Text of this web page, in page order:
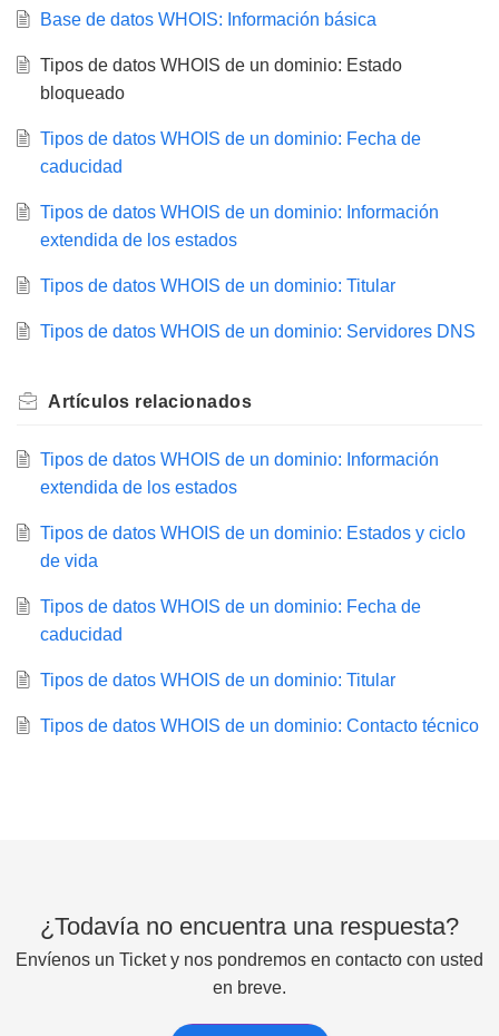
Base de datos WHOIS: Información básica
Tipos de datos WHOIS de un dominio: Estado
bloqueado
Tipos de datos WHOIS de un dominio: Fecha de
caducidad
Tipos de datos WHOIS de un dominio: Información
extendida de los estados
Tipos de datos WHOIS de un dominio: Titular
Tipos de datos WHOIS de un dominio: Servidores DNS
Artículos relacionados
Tipos de datos WHOIS de un dominio: Información
extendida de los estados
Tipos de datos WHOIS de un dominio: Estados y ciclo
de vida
Tipos de datos WHOIS de un dominio: Fecha de
caducidad
Tipos de datos WHOIS de un dominio: Titular
Tipos de datos WHOIS de un dominio: Contacto técnico
¿Todavía no encuentra una respuesta?
Envíenos un Ticket y nos pondremos en contacto con usted
en breve.